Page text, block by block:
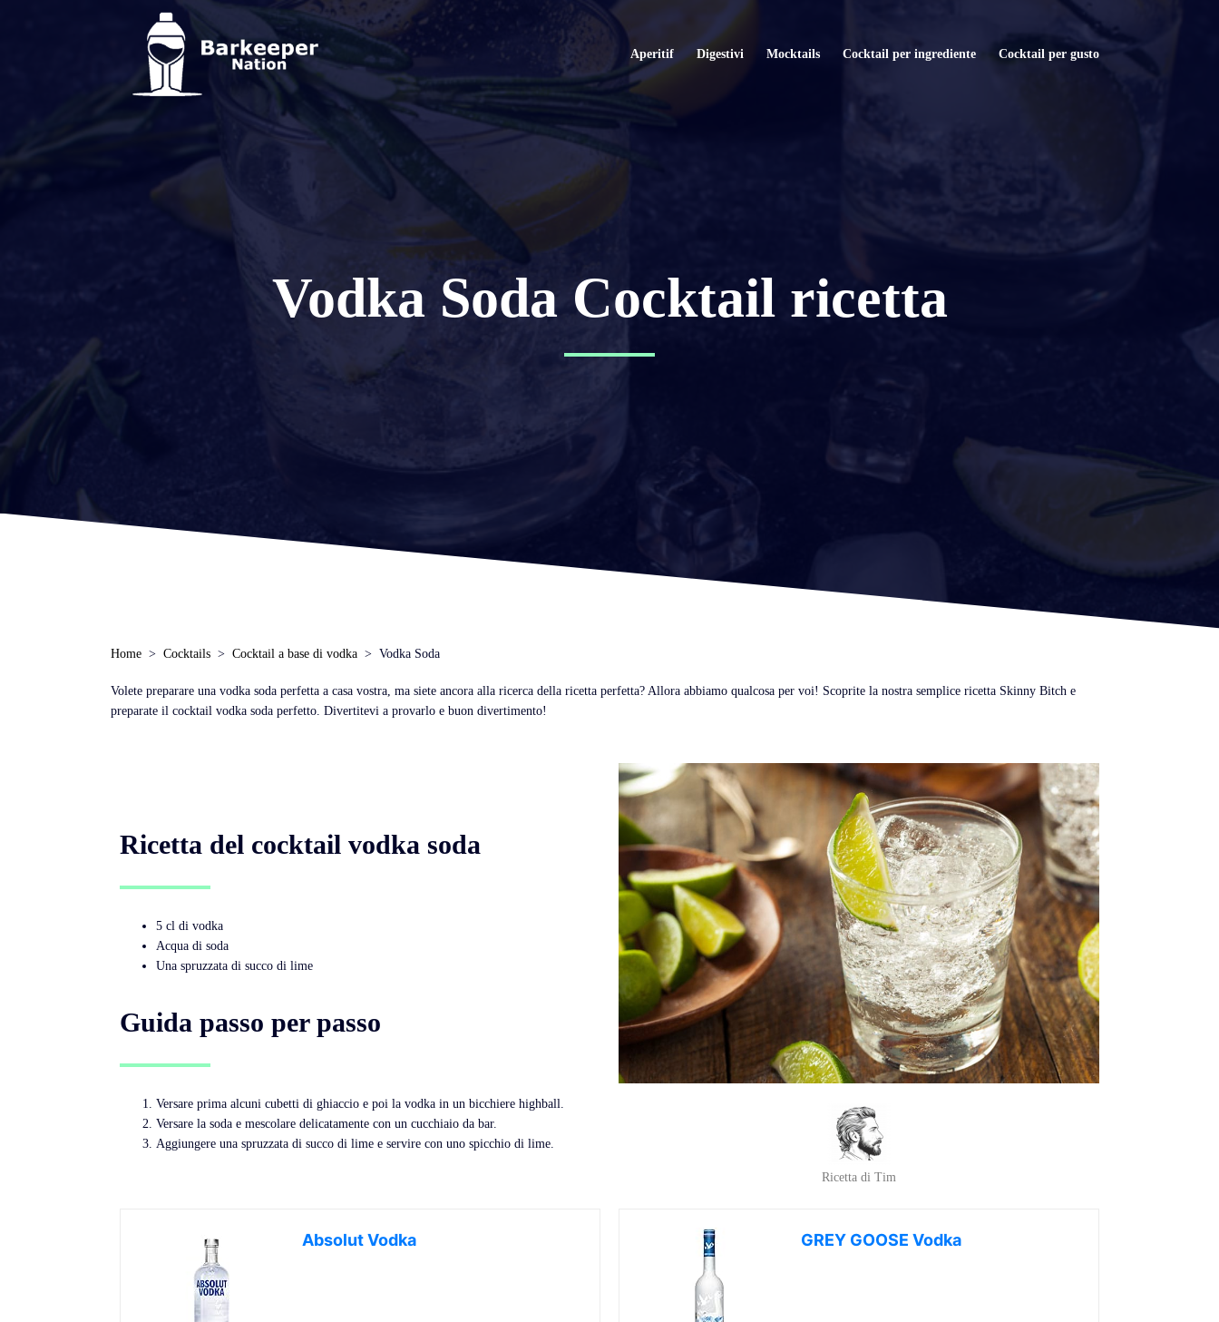
Aperitif Digestivi Mocktails Cocktail per ingrediente Cocktail per gusto
Vodka Soda Cocktail ricetta
Home Cocktails Cocktail a base di vodka Vodka Soda
Volete preparare una vodka soda perfetta a casa vostra, ma siete ancora alla ricerca della ricetta perfetta? Allora abbiamo qualcosa per voi! Scoprite la nostra semplice ricetta Skinny Bitch e
preparate il cocktail vodka soda perfetto. Divertitevi a provarlo e buon divertimento!
Ricetta del cocktail vodka soda
5 cl di vodka
Acqua di soda
Una spruzzata di succo di lime
Guida passo per passo
Versare prima alcuni cubetti di ghiaccio e poi la vodka in un bicchiere highball.
Versare la soda e mescolare delicatamente con un cucchiaio da bar.
Aggiungere una spruzzata di succo di lime e servire con uno spicchio di lime.
Ricetta di Tim
Absolut Vodka GREY GOOSE Vodka